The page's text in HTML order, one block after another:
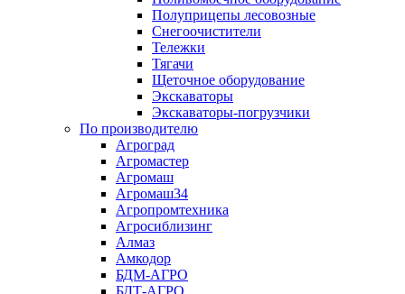
Полуприцепы лесовозные
Снегоочистители
Тележки
Тягачи
Щеточное оборудование
Экскаваторы
Экскаваторы-погрузчики
По производителю
Агроград
Агромастер
Агромаш
Агромаш34
Агропромтехника
Агросиблизинг
Алмаз
Амкодор
БДМ-АГРО
БДТ-АГРО